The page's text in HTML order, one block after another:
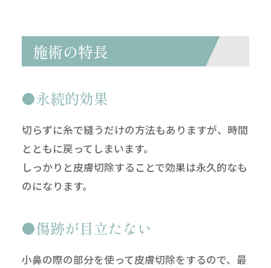
施術の特長
永続的効果
切らずに糸で縫うだけの方法もありますが、時間
とともに戻ってしまいます。
しっかりと皮膚切除することで効果は永久的なも
のになります。
傷跡が目立たない
小鼻の際の部分を使って皮膚切除をするので、最